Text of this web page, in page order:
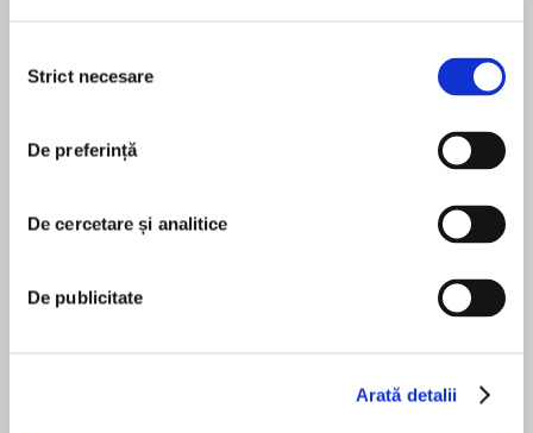
consimțământului
Strict necesare
De preferință
De cercetare și analitice
De publicitate
Arată detalii
this year!
Fifteen years ago her mother’s killer got away.
Has he finally struck again?
MURDER SHOCKS PEACEFUL
A woman in her thirties. Found naked and
În acest moment nu există recenzii
Christi Daugherty